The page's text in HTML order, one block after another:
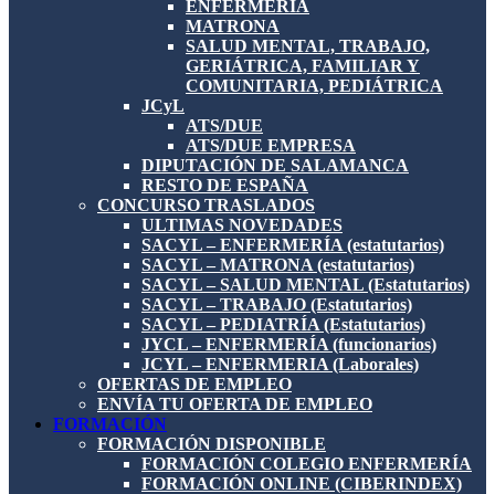
ENFERMERÍA
MATRONA
SALUD MENTAL, TRABAJO,
GERIÁTRICA, FAMILIAR Y
COMUNITARIA, PEDIÁTRICA
JCyL
ATS/DUE
ATS/DUE EMPRESA
DIPUTACIÓN DE SALAMANCA
RESTO DE ESPAÑA
CONCURSO TRASLADOS
ULTIMAS NOVEDADES
SACYL – ENFERMERÍA (estatutarios)
SACYL – MATRONA (estatutarios)
SACYL – SALUD MENTAL (Estatutarios)
SACYL – TRABAJO (Estatutarios)
SACYL – PEDIATRÍA (Estatutarios)
JYCL – ENFERMERÍA (funcionarios)
JCYL – ENFERMERIA (Laborales)
OFERTAS DE EMPLEO
ENVÍA TU OFERTA DE EMPLEO
FORMACIÓN
FORMACIÓN DISPONIBLE
FORMACIÓN COLEGIO ENFERMERÍA
FORMACIÓN ONLINE (CIBERINDEX)